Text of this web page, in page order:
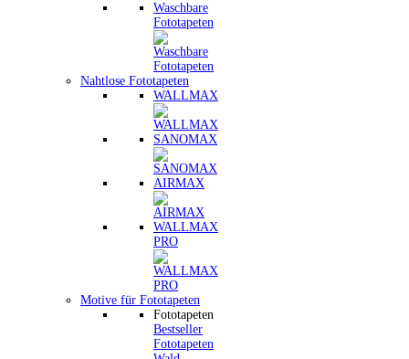
Waschbare
Fototapeten
Nahtlose Fototapeten
WALLMAX
SANOMAX
AIRMAX
WALLMAX
PRO
Motive für Fototapeten
Fototapeten
Bestseller
Fototapeten